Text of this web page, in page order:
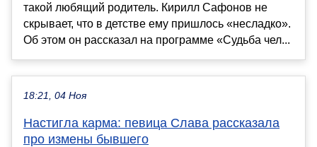
такой любящий родитель. Кирилл Сафонов не
скрывает, что в детстве ему пришлось «несладко».
Об этом он рассказал на программе «Судьба чел...
18:21, 04 Ноя
Настигла карма: певица Слава рассказала
про измены бывшего